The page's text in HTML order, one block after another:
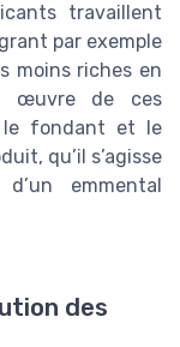
travaillent
par exemple
moins riches en
œuvre de ces
le fondant et le
qu’il s’agisse
emmental
des